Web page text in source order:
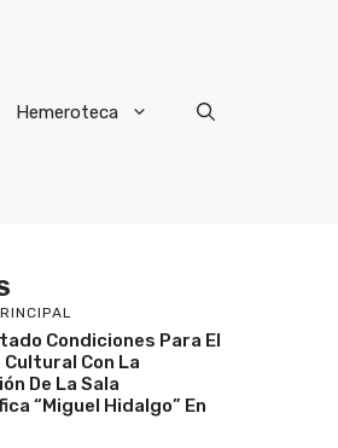
Hemeroteca
Condiciones Para El
Con La
De La Sala
“Miguel Hidalgo” En